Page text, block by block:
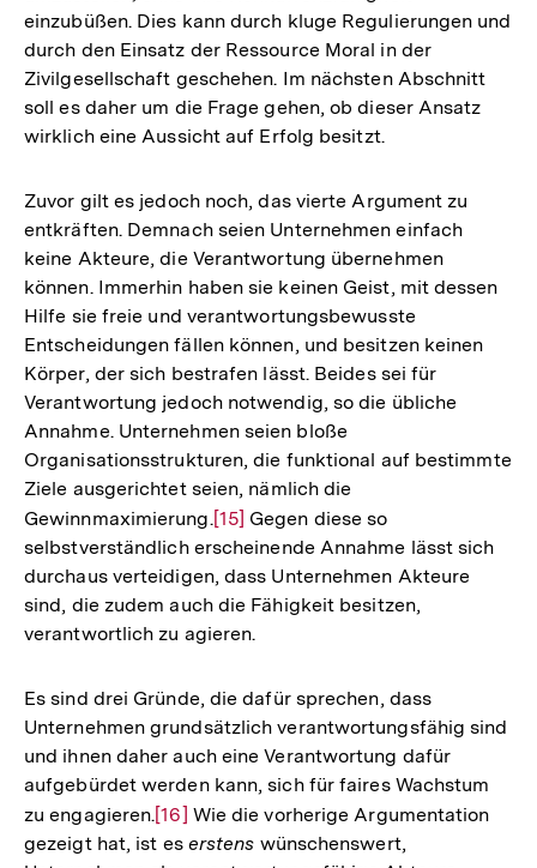
einzubüßen. Dies kann durch kluge Regulierungen und
durch den Einsatz der Ressource Moral in der
Zivilgesellschaft geschehen. Im nächsten Abschnitt
soll es daher um die Frage gehen, ob dieser Ansatz
wirklich eine Aussicht auf Erfolg besitzt.
Zuvor gilt es jedoch noch, das vierte Argument zu
entkräften. Demnach seien Unternehmen einfach
keine Akteure, die Verantwortung übernehmen
können. Immerhin haben sie keinen Geist, mit dessen
Hilfe sie freie und verantwortungsbewusste
Entscheidungen fällen können, und besitzen keinen
Körper, der sich bestrafen lässt. Beides sei für
Verantwortung jedoch notwendig, so die übliche
Annahme. Unternehmen seien bloße
Organisationsstrukturen, die funktional auf bestimmte
Ziele ausgerichtet seien, nämlich die
Gewinnmaximierung.Zur
Auflösung
der
Fußnote
[15] Gegen diese so
selbstverständlich erscheinende Annahme lässt sich
durchaus verteidigen, dass Unternehmen Akteure
sind, die zudem auch die Fähigkeit besitzen,
verantwortlich zu agieren.
Es sind drei Gründe, die dafür sprechen, dass
Unternehmen grundsätzlich verantwortungsfähig sind
und ihnen daher auch eine Verantwortung dafür
aufgebürdet werden kann, sich für faires Wachstum
zu engagieren.Zur
Auflösung
[16] Wie die vorherige Argumentation
gezeigt hat, ist es erstens wünschenswert,